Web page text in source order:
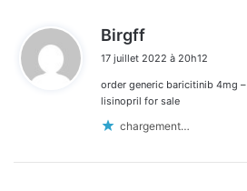
Birgff
t
:
17 juillet 2022 à 20h12
order generic baricitinib 4mg –
lisinopril for sale
chargement…